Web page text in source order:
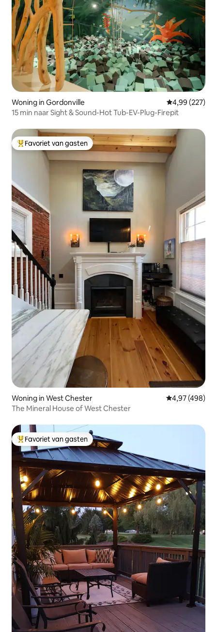
Woning in Gordonville Gemiddelde
4,99 (227)
15 min naar Sight & Sound-Hot Tub-EV-Plug-Firepit
Topfavoriet van gasten
Favoriet van gasten
Woning in West Chester Gemiddelde
4,97 (498)
The Mineral House of West Chester
Topfavoriet van gasten
Favoriet van gasten